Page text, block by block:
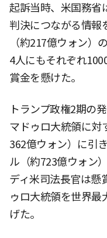
起訴当時、米国務省
判決につながる情報
（約217億ウォン）
4人にもそれぞれ
賞金を懸けた。
トランプ政権2期の
マドゥロ大統領に対
362億ウォン）に引
ル（約723億ウォン
ディ米司法長官は懸
ゥロ大統領を世界最
げた。